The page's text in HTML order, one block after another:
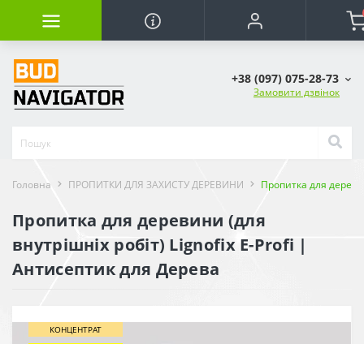
+38 (097) 075-28-73
Замовити дзвінок
Головна ПРОПИТКИ ДЛЯ ЗАХИСТУ ДЕРЕВИНИ Пропитка для
Пропитка для деревини (для
внутрішніх робіт) Lignofix E-Profi |
Антисептик для Дерева
КОНЦЕНТРАТ